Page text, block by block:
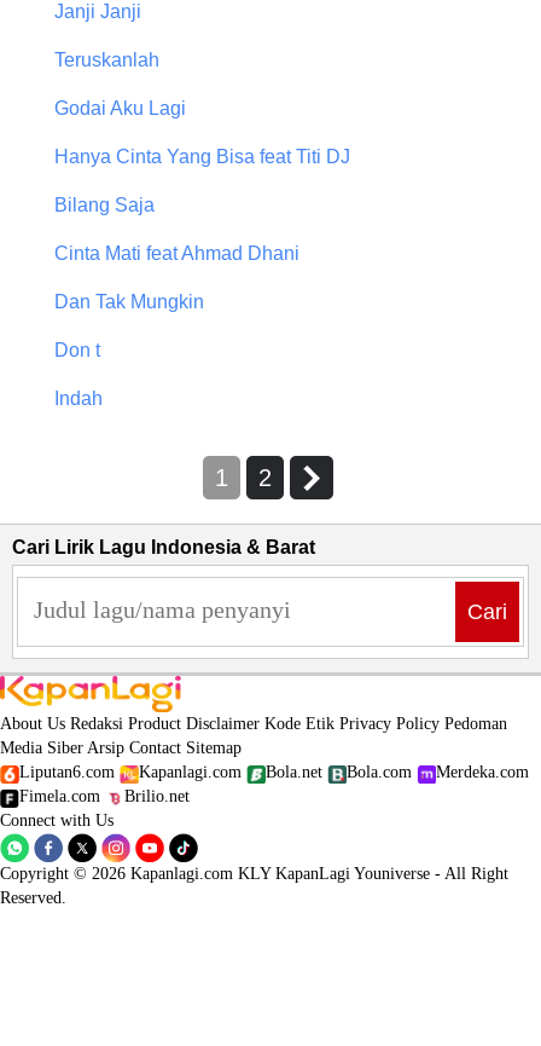
Janji Janji
Teruskanlah
Godai Aku Lagi
Hanya Cinta Yang Bisa feat Titi DJ
Bilang Saja
Cinta Mati feat Ahmad Dhani
Dan Tak Mungkin
Don t
Indah
1 2
Cari Lirik Lagu Indonesia & Barat
Cari
About Us Redaksi Product Disclaimer Kode Etik Privacy Policy Pedoman
Media Siber Arsip Contact Sitemap
Liputan6.com
Kapanlagi.com Bola.net Bola.com
Merdeka.com
Fimela.com
Brilio.net
Connect with Us
Copyright © 2026 Kapanlagi.com KLY KapanLagi Youniverse - All Right
Reserved.